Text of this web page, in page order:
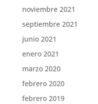
noviembre 2021
septiembre 2021
junio 2021
enero 2021
marzo 2020
febrero 2020
febrero 2019